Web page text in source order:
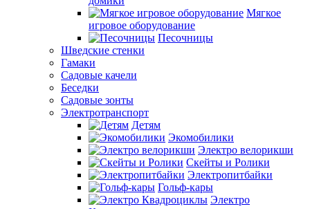
Мягкое
игровое оборудование
Песочницы
Шведские стенки
Гамаки
Садовые качели
Беседки
Садовые зонты
Электротранспорт
Детям
Экомобилики
Электро велорикши
Скейты и Ролики
Электропитбайки
Гольф-кары
Электро